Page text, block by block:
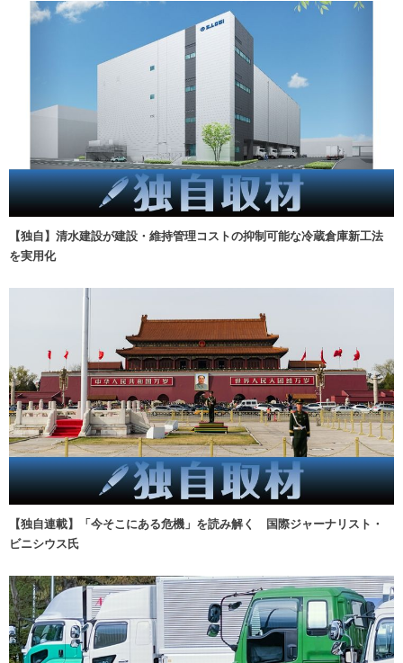
【独自】清水建設が建設・維持管理コストの抑制可能な冷蔵倉庫新工法
を実用化
【独自連載】「今そこにある危機」を読み解く 国際ジャーナリスト・
ビニシウス氏